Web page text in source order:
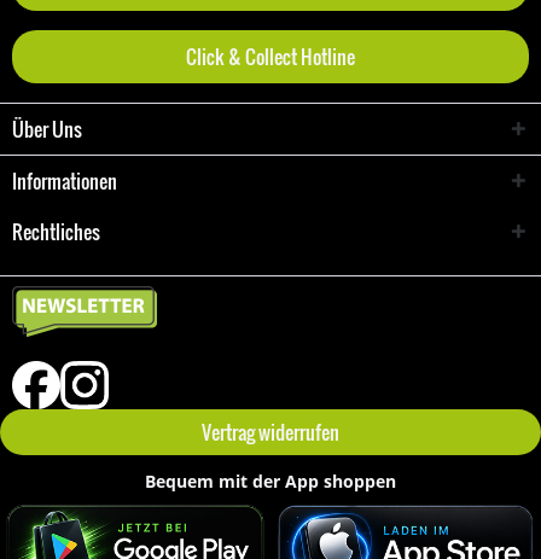
Click & Collect Hotline
Über Uns
Informationen
Rechtliches
Vertrag widerrufen
Bequem mit der App shoppen